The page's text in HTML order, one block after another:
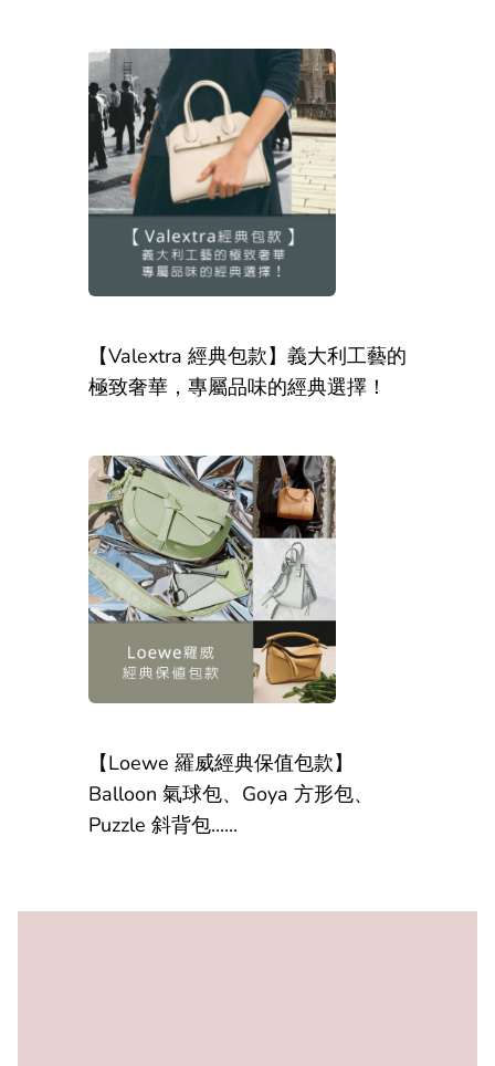
【Valextra 經典包款】義大利工藝的
極致奢華，專屬品味的經典選擇！
【Loewe 羅威經典保值包款】
Balloon 氣球包、Goya 方形包、
Puzzle 斜背包......